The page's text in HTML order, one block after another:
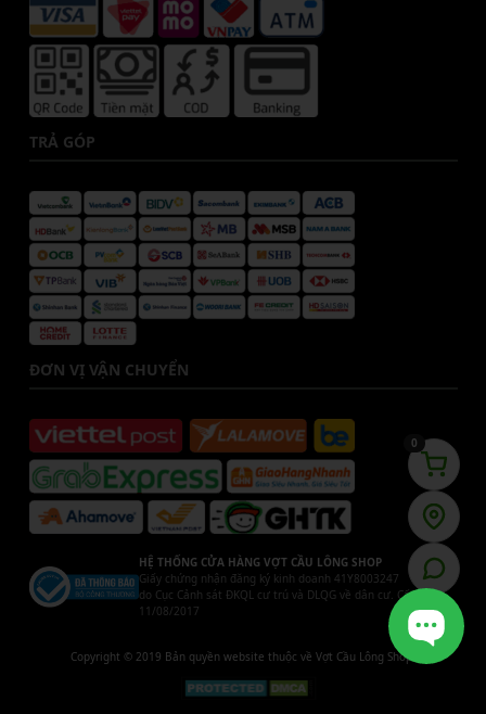
TRẢ GÓP
ĐƠN VỊ VẬN CHUYỂN
HỆ THỐNG CỬA HÀNG VỢT CẦU LÔNG SHOP
Giấy chứng nhận đăng ký kinh doanh 41Y8003247
do Cục Cảnh sát ĐKQL cư trú và DLQG về dân cư. Cấp ngày
11/08/2017
Copyright © 2019 Bản quyền website thuộc về Vợt Cầu Lông Shop.
0